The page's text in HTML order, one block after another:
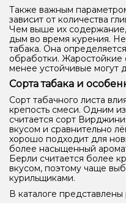
Также важным
зависит от количества
Чем выше их
дым во время курения.
табака. Она
обработки. Жаростойкие
менее устойчивые могут
Сорта табака и
Сорт табачного листа
крепость смеси. Одним
считается сорт
вкусом и сравнительно
хорошо подходит для
более насыщенный
Берли считается более
вкусом, поэтому чаще
курильщиками.
В каталоге